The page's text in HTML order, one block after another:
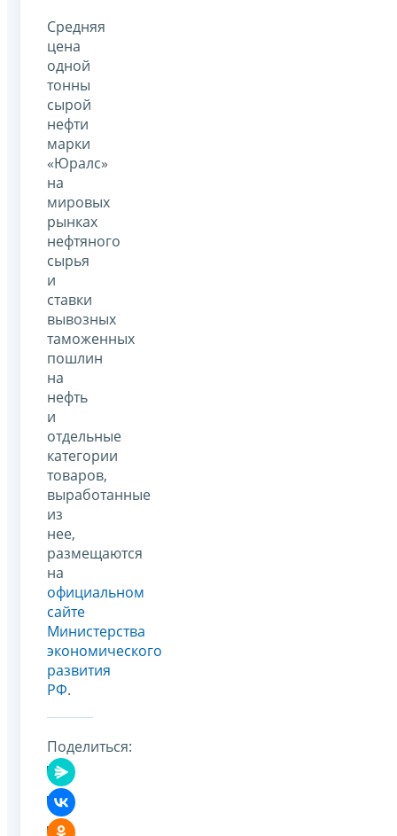
Средняя
цена
одной
тонны
сырой
нефти
марки
«Юралс»
на
мировых
рынках
нефтяного
сырья
и
ставки
вывозных
таможенных
пошлин
на
нефть
и
отдельные
категории
товаров,
выработанные
из
нее,
размещаются
на
официальном
сайте
Министерства
экономического
развития
РФ.
Поделиться: